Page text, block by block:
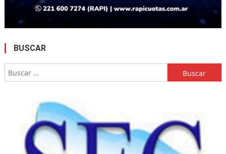
BUSCAR
Buscar: